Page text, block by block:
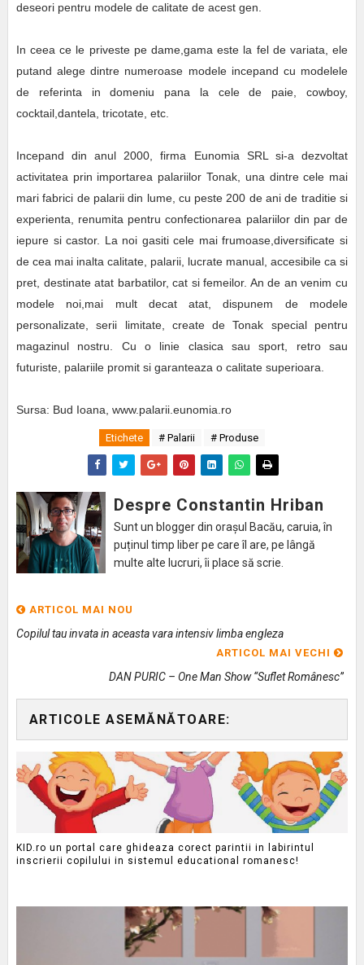
deseori pentru modele de calitate de acest gen.
In ceea ce le priveste pe dame,gama este la fel de variata, ele
putand alege dintre numeroase modele incepand cu modelele
de referinta in domeniu pana la cele de paie, cowboy,
cocktail,dantela, tricotate, etc.
Incepand din anul 2000, firma Eunomia SRL si-a dezvoltat
activitatea prin importarea palariilor Tonak, una dintre cele mai
mari fabrici de palarii din lume, cu peste 200 de ani de traditie si
experienta, renumita pentru confectionarea palariilor din par de
iepure si castor. La noi gasiti cele mai frumoase,diversificate si
de cea mai inalta calitate, palarii, lucrate manual, accesibile ca si
pret, destinate atat barbatilor, cat si femeilor. An de an venim cu
modele noi,mai mult decat atat, dispunem de modele
personalizate, serii limitate, create de Tonak special pentru
magazinul nostru. Cu o linie clasica sau sport, retro sau
futuriste, palariile promit si garanteaza o calitate superioara.
Sursa: Bud Ioana, www.palarii.eunomia.ro
Etichete # Palarii # Produse
Despre Constantin Hriban
Sunt un blogger din orașul Bacău, caruia, în
puținul timp liber pe care îl are, pe lângă
multe alte lucruri, îi place să scrie.
ARTICOL MAI NOU
Copilul tau invata in aceasta vara intensiv limba engleza
ARTICOL MAI VECHI
DAN PURIC – One Man Show “Suflet Românesc”
ARTICOLE ASEMĂNĂTOARE:
KID.ro un portal care ghideaza corect parintii in labirintul
inscrierii copilului in sistemul educational romanesc!